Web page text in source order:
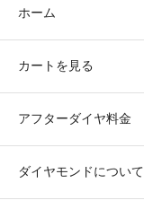
ホーム
カートを見る
アフターダイヤ料金
ダイヤモンドについて